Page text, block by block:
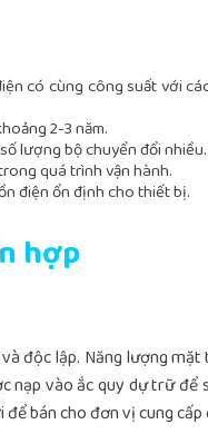
có cùng công suất với
2-3 năm.
lượng bộ chuyển đổi nhiều.
quá trình vận hành.
điện ổn định cho thiết bị.
hợp
độc lập. Năng lượng
nạp vào ắc quy dự trữ
bán cho đơn vị cung